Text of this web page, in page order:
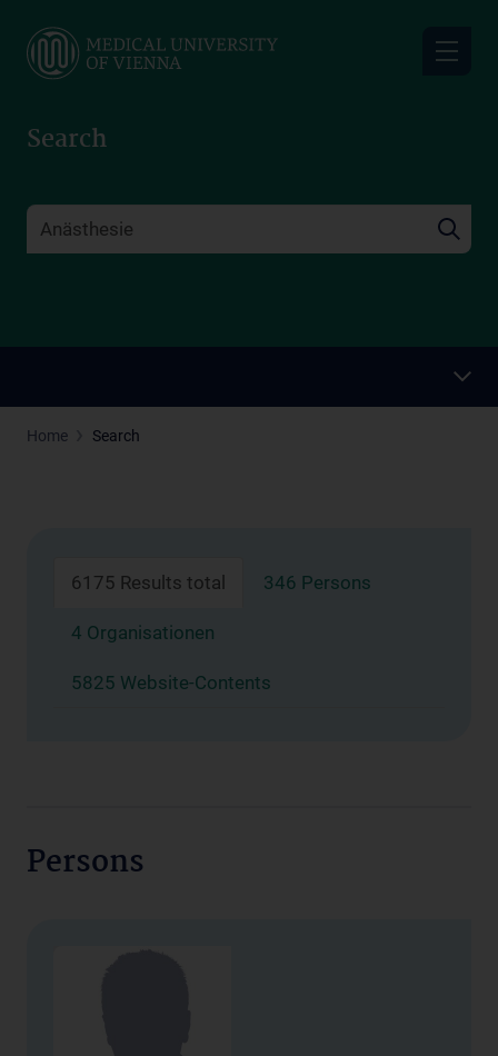
main
Search
Home Search
6175 Results total 346 Persons
4 Organisationen
5825 Website-Contents
Persons